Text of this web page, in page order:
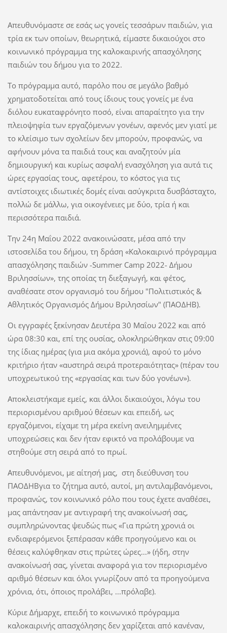
Απευθυνόμαστε σε εσάς ως γονείς τεσσάρων παιδιών, για
τρία εκ των οποίων, θεωρητικά, είμαστε δικαιούχοι στο
κοινωνικό πρόγραμμα της καλοκαιρινής απασχόλησης
παιδιών του δήμου για το 2022.
Το πρόγραμμα αυτό, παρόλο που σε μεγάλο βαθμό
χρηματοδοτείται από τους ίδιους τους γονείς με ένα
διόλου ευκαταφρόνητο ποσό, είναι απαραίτητο για την
πλειοψηφία των εργαζόμενων γονέων, αφενός μεν γιατί με
το κλείσιμο των σχολείων δεν μπορούν, προφανώς, να
αφήνουν μόνα τα παιδιά τους και αναζητούν μία
δημιουργική και κυρίως ασφαλή ενασχόληση για αυτά τις
ώρες εργασίας τους, αφετέρου, το κόστος για τις
αντίστοιχες ιδιωτικές δομές είναι ασύγκριτα δυσβάσταχτο,
πολλώ δε μάλλω, για οικογένειες με δύο, τρία ή και
περισσότερα παιδιά.
Την 24η Μαΐου 2022 ανακοινώσατε, μέσα από την
ιστοσελίδα του δήμου, τη δράση «Καλοκαιρινό πρόγραμμα
απασχόλησης παιδιών -Summer Camp 2022- Δήμου
Βριλησσίων», της οποίας τη διεξαγωγή, και φέτος,
αναθέσατε στον οργανισμό του δήμου "Πολιτιστικός &
Αθλητικός Οργανισμός Δήμου Βριλησσίων" (ΠΑΟΔΗΒ).
Οι εγγραφές ξεκίνησαν Δευτέρα 30 Μαΐου 2022 και από
ώρα 08:30 και, επί της ουσίας, ολοκληρώθηκαν στις 09:00
της ίδιας ημέρας (για μια ακόμα χρονιά), αφού το μόνο
κριτήριο ήταν «αυστηρά σειρά προτεραιότητας» (πέραν του
υποχρεωτικού της «εργασίας και των δύο γονέων»).
Αποκλειστήκαμε εμείς, και άλλοι δικαιούχοι, λόγω του
περιορισμένου αριθμού θέσεων και επειδή, ως
εργαζόμενοι, είχαμε τη μέρα εκείνη ανειλημμένες
υποχρεώσεις και δεν ήταν εφικτό να προλάβουμε να
στηθούμε στη σειρά από το πρωί.
Απευθυνόμενοι, με αίτησή μας, στη διεύθυνση του
ΠΑΟΔΗΒγια το ζήτημα αυτό, αυτοί, μη αντιλαμβανόμενοι,
προφανώς, τον κοινωνικό ρόλο που τους έχετε αναθέσει,
μας απάντησαν με αντιγραφή της ανακοίνωσή σας,
συμπληρώνοντας ψευδώς πως «Για πρώτη χρονιά οι
ενδιαφερόμενοι ξεπέρασαν κάθε προηγούμενο και οι
θέσεις καλύφθηκαν στις πρώτες ώρες...» (ήδη, στην
ανακοίνωσή σας, γίνεται αναφορά για τον περιορισμένο
αριθμό θέσεων και όλοι γνωρίζουν από τα προηγούμενα
χρόνια, ότι, όποιος προλάβει, ...πρόλαβε).
Κύριε Δήμαρχε, επειδή το κοινωνικό πρόγραμμα
καλοκαιρινής απασχόλησης δεν χαρίζεται από κανέναν,